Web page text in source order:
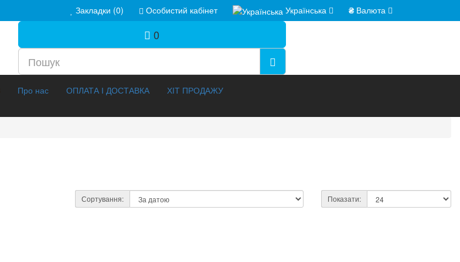
₴ Валюта
Українська
Особистий кабінет
Закладки (0)
0
Про нас ОПЛАТА І ДОСТАВКА ХІТ ПРОДАЖУ
3D Фільми (288)
Сортування: Показати: